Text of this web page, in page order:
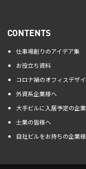
CONTENTS
仕事場創りのアイデア集
お役立ち資料
コロナ禍のオフィスデザ
外資系企業様へ
大手ビルに入居予定の企
士業の皆様へ
自社ビルをお持ちの企業